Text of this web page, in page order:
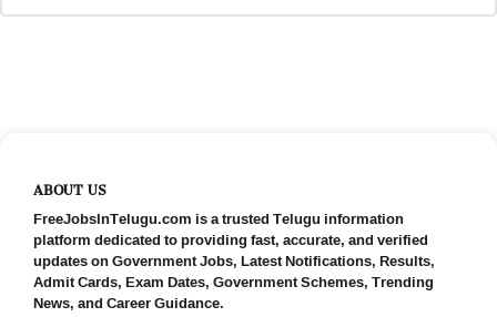
ABOUT US
FreeJobsInTelugu.com is a trusted Telugu information
platform dedicated to providing fast, accurate, and verified
updates on Government Jobs, Latest Notifications, Results,
Admit Cards, Exam Dates, Government Schemes, Trending
News, and Career Guidance.